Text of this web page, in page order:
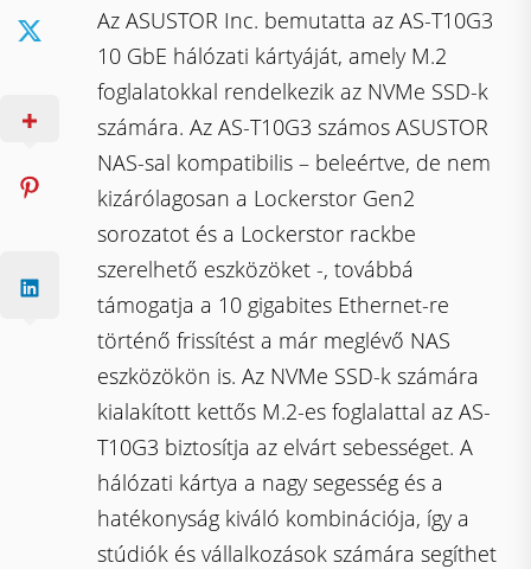
Az ASUSTOR Inc. bemutatta az AS-T10G3
10 GbE hálózati kártyáját, amely M.2
foglalatokkal rendelkezik az NVMe SSD-k
számára. Az AS-T10G3 számos ASUSTOR
NAS-sal kompatibilis – beleértve, de nem
kizárólagosan a Lockerstor Gen2
sorozatot és a Lockerstor rackbe
szerelhető eszközöket -, továbbá
támogatja a 10 gigabites Ethernet-re
történő frissítést a már meglévő NAS
eszközökön is. Az NVMe SSD-k számára
kialakított kettős M.2-es foglalattal az AS-
T10G3 biztosítja az elvárt sebességet. A
hálózati kártya a nagy segesség és a
hatékonyság kiváló kombinációja, így a
stúdiók és vállalkozások számára segíthet